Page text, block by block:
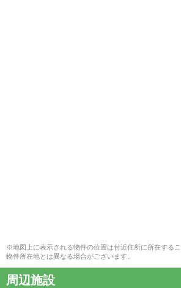
※地図上に表示される物件の位置は付近住所に所在する
物件所在地とは異なる場合がございます。
周辺施設